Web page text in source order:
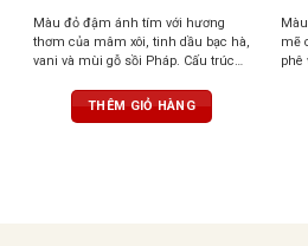
Màu đỏ đậm ánh tím với hương
thơm của mâm xôi, tinh dầu bạc hà,
vani và mùi gỗ sồi Pháp. Cấu trúc
sâu lắng
THÊM GIỎ HÀNG
mẽ
phê